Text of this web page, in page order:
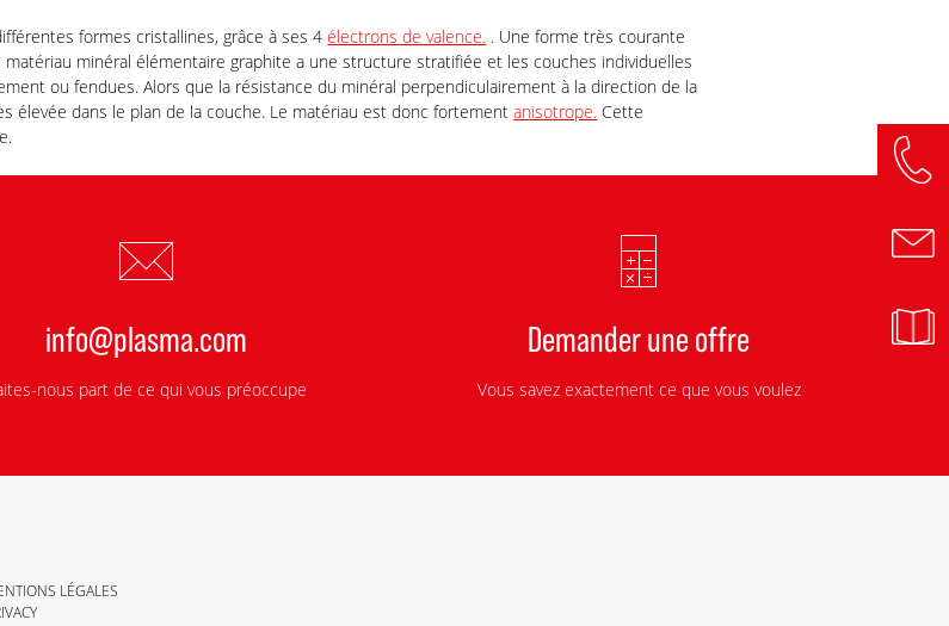
formes cristallines, grâce à ses 4électrons de valence. . Une forme très courante
minéral élémentaire graphite a une structure stratifiée et les couches individuelles
ou fendues. Alors que la résistance du minéral perpendiculairement à la direction de la
élevée dans le plan de la couche. Le matériau est donc fortementanisotrope. Cette
info@plasma.com
nous part de ce qui vous préoccupe
Demander une offre
Vous savez exactement ce que vous voulez
LÉGALES